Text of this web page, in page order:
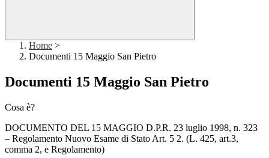
Home >
Documenti 15 Maggio San Pietro
Documenti 15 Maggio San Pietro
Cosa è?
DOCUMENTO DEL 15 MAGGIO D.P.R. 23 luglio 1998, n. 323
– Regolamento Nuovo Esame di Stato Art. 5 2. (L. 425, art.3,
comma 2, e Regolamento)